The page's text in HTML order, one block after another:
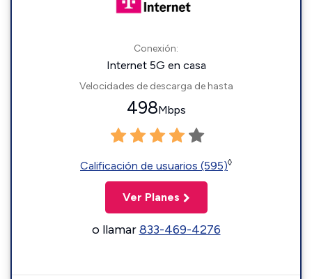
Conexión:
Internet 5G en casa
Velocidades de descarga de hasta
498Mbps
Calificación de usuarios (595)◊
Ver Planes
o llamar833-469-4276